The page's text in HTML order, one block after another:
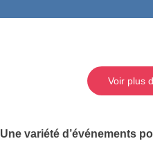
Voir plus
Une variété d’événements